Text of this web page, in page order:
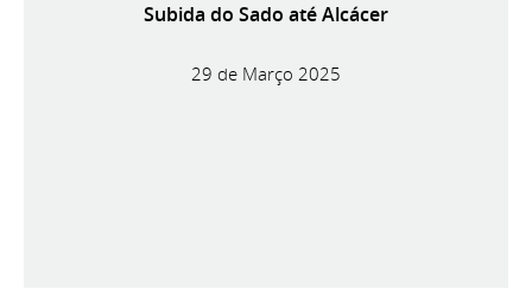
Subida do Sado até Alcácer
29 de Março 2025